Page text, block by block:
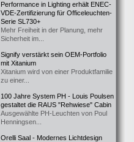
Performance in Lighting erhält ENEC-
VDE-Zertifizierung für Officeleuchten-
Serie SL730+
Mehr Freiheit in der Planung, mehr
Sicherheit im...
Signify verstärkt sein OEM-Portfolio
mit Xitanium
Xitanium wird von einer Produktfamilie
zu einer...
100 Jahre System PH - Louis Poulsen
gestaltet die RAUS "Rehwiese" Cabin
Ausgewählte PH-Leuchten von Poul
Henningsen...
Orelli Saal - Modernes Lichtdesign